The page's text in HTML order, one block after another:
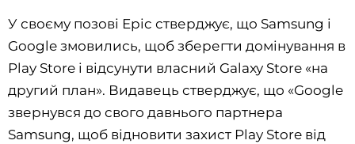
У своєму позові Epic стверджує, що Samsung і
Google змовились, щоб зберегти домінування в
Play Store і відсунути власний Galaxy Store «на
другий план». Видавець стверджує, що «Google
звернувся до свого давнього партнера
Samsung, щоб відновити захист Play Store від